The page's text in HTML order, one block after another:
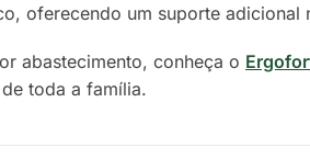
oferecendo um suporte
abastecimento, conheça o
toda a família.